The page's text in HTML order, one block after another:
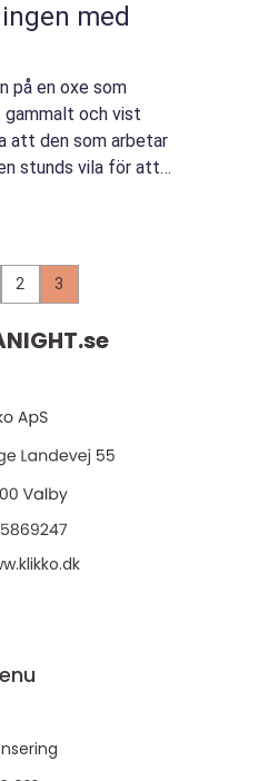
med
på en oxe som
och vist
att den som arbetar
stunds vila för att
2 3
se